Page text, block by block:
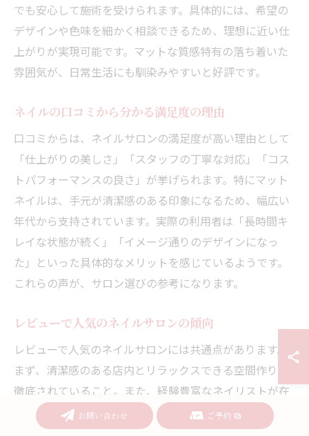
でも安心して施術を受けられます。具体的には、希望の
デザインや色味を細かく相談できるため、理想に近い仕
上がりが実現可能です。マットな質感特有の落ち着いた
雰囲気が、日常生活にも馴染みやすいと好評です。
ネイルの口コミから分かる満足度の理由
口コミからは、ネイルサロンの満足度が高い理由として
「仕上がりの美しさ」「スタッフの丁寧な対応」「コス
トパフォーマンスの良さ」が挙げられます。特にマット
ネイルは、手元が清潔感のある印象になるため、幅広い
年代から支持されています。実際の利用者は「長時間キ
レイな状態が続く」「イメージ通りのデザインになっ
た」といった具体的なメリットを感じているようです。
これらの声が、サロン選びの参考になります。
レビューで人気のネイルサロンの傾向
レビューで人気のネイルサロンには共通点があります。
まず、清潔感のある店内とリラックスできる空間作りが
徹底されていること。また、経験豊富なネイリストが在
籍し、最新のトレンドや季節感を取り入れたデザイン提
案が得意です。さらに、予約の取りやすさや柔軟な対応
お問い合わせ ご予約